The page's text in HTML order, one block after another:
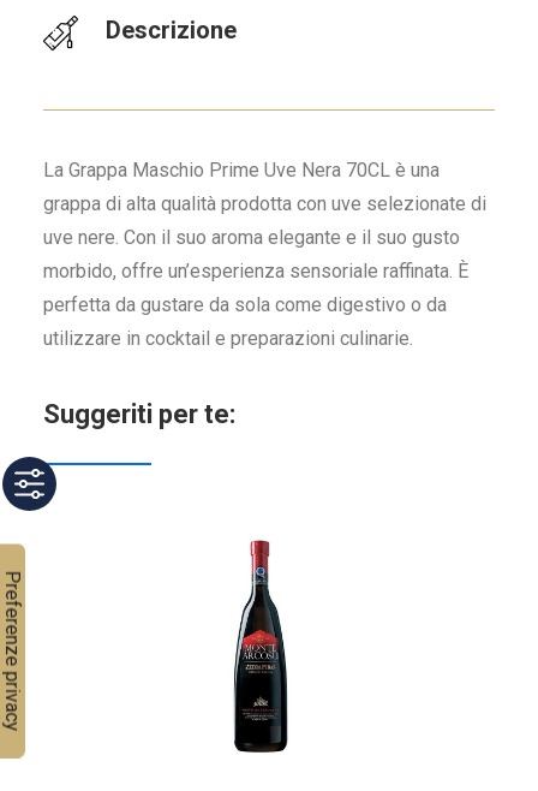
Descrizione
La Grappa Maschio Prime Uve Nera 70CL è una
grappa di alta qualità prodotta con uve selezionate di
uve nere. Con il suo aroma elegante e il suo gusto
morbido, offre un’esperienza sensoriale raffinata. È
perfetta da gustare da sola come digestivo o da
utilizzare in cocktail e preparazioni culinarie.
Suggeriti per te: